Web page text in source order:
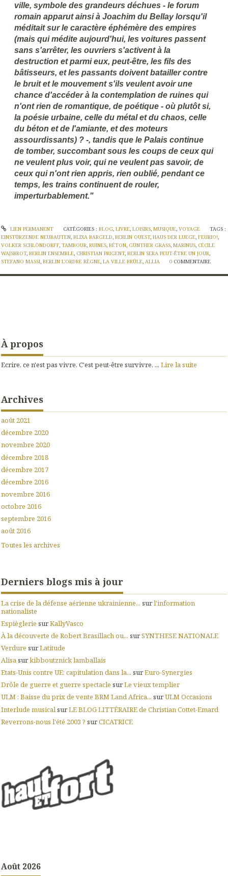
ville, symbole des grandeurs déchues - le forum
romain apparut ainsi à Joachim du Bellay lorsqu'il
méditait sur le caractère éphémère des empires
(mais qui médite aujourd'hui, les voitures passent
sans s'arrêter, les ouvriers s'activent à la
destruction et parmi eux, peut-être, les fils des
bâtisseurs, et les passants doivent batailler contre
le bruit et le mouvement s'ils veulent avoir une
chance d'accéder à la contemplation de ruines qui
n'ont rien de romantique, de poétique - où plutôt si,
la poésie urbaine, celle du métal et du chaos, celle
du béton et de l'amiante, et des moteurs
assourdissants) ? -, tandis que le Palais continue
de tomber, succombant sous les coups de ceux qui
ne veulent plus voir, qui ne veulent pas savoir, de
ceux qui n'ont rien appris, rien oublié, pendant ce
temps, les trains continuent de rouler,
imperturbablement."
LIEN PERMANENT CATÉGORIES : BLOG, LIVRE, LOISIRS, MUSIQUE, VOYAGE
TAGS :
EINSTÜRZENDE NEUBAUTEN, BLIXA BARGELD, BERLIN OUEST, HAUS DER LUEGE, FEURIO!,
VOLKER SCHLÖNDORFF, TAMBOUR, RUINES, BÉTON, GÜNTHER GRASS, MARINUS, CÉCILE
WAJSBROT, BERLIN ENSEMBLE, CHRISTIAN PRIGENT, BERLIN SERA PEUT-ÊTRE UN JOUR,
STEFANO MASSI, BERLIN L'ORDRE RÈGNE, LA VILLE BRÛLE, ALLIA 0 COMMENTAIRE
À propos
Ecrire, ce n'est pas vivre. C'est peut-être survivre. ... Lire la suite
Archives
août 2021
décembre 2020
novembre 2020
décembre 2018
décembre 2017
décembre 2016
novembre 2016
octobre 2016
septembre 2016
août 2016
Toutes les archives
Derniers blogs mis à jour
La crise de la défense aérienne ukrainienne... surl'information
nationaliste
Espièglerie surKallyVasco
À la découverte de Robert Brasillach ou... surSYNTHESE NATIONALE
Verdure surLatitude
Alisasurkibboutznick lamballais
Etats-Unis contre UE: capitulation dans la... surEuro-Synergies
Drôle de guerre et guerre spectacle surLe vieux templier
ULM : Baisse du prix de vente BRM Land Africa... surULM Occasions
Interlude musical surLE BLOG LITTÉRAIRE de Christian Cottet-Emard
Reverrons-nous l'été 2003 ? surCICATRICE
Août 2026